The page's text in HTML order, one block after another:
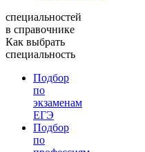
специальностей
в справочнике
Как выбрать
специальность
Подбор
по
экзаменам
ЕГЭ
Подбор
по